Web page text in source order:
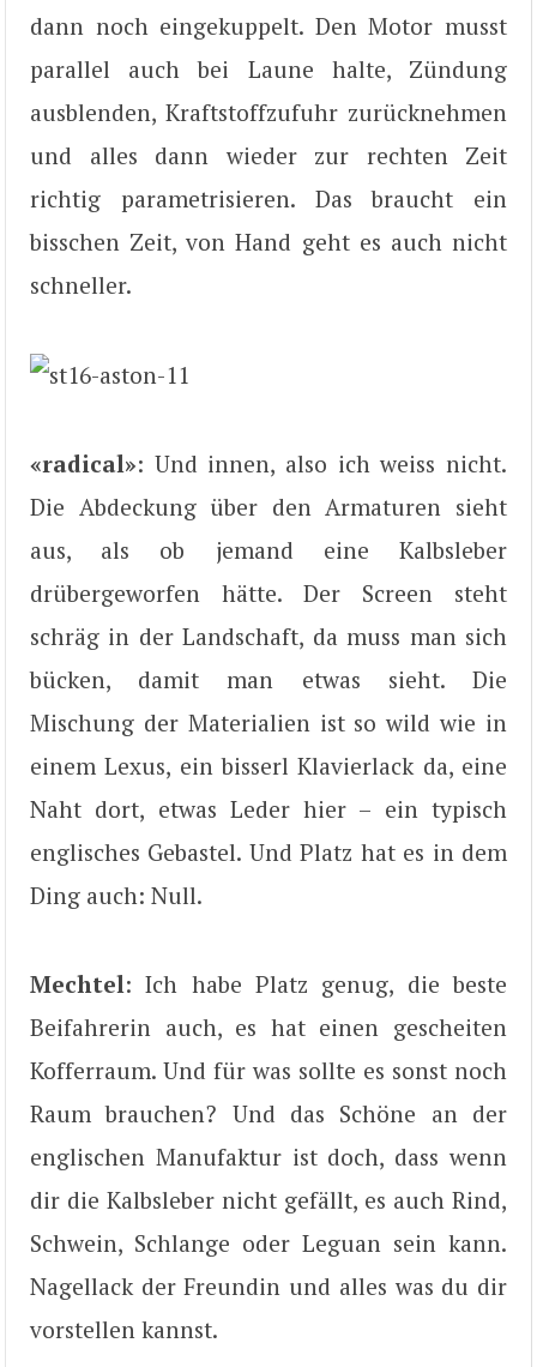
dann noch eingekuppelt. Den Motor musst
parallel auch bei Laune halte, Zündung
ausblenden, Kraftstoffzufuhr zurücknehmen
und alles dann wieder zur rechten Zeit
richtig parametrisieren. Das braucht ein
bisschen Zeit, von Hand geht es auch nicht
schneller.
«radical»: Und innen, also ich weiss nicht.
Die Abdeckung über den Armaturen sieht
aus, als ob jemand eine Kalbsleber
drübergeworfen hätte. Der Screen steht
schräg in der Landschaft, da muss man sich
bücken, damit man etwas sieht. Die
Mischung der Materialien ist so wild wie in
einem Lexus, ein bisserl Klavierlack da, eine
Naht dort, etwas Leder hier – ein typisch
englisches Gebastel. Und Platz hat es in dem
Ding auch: Null.
Mechtel: Ich habe Platz genug, die beste
Beifahrerin auch, es hat einen gescheiten
Kofferraum. Und für was sollte es sonst noch
Raum brauchen? Und das Schöne an der
englischen Manufaktur ist doch, dass wenn
dir die Kalbsleber nicht gefällt, es auch Rind,
Schwein, Schlange oder Leguan sein kann.
Nagellack der Freundin und alles was du dir
vorstellen kannst.